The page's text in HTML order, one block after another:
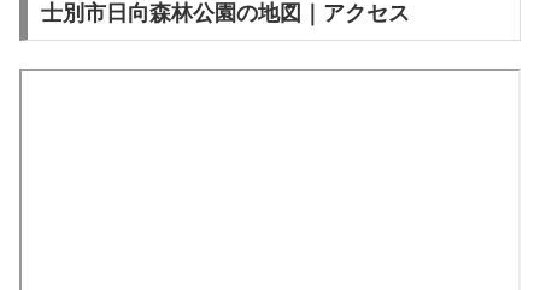
士別市日向森林公園の地図｜アクセス